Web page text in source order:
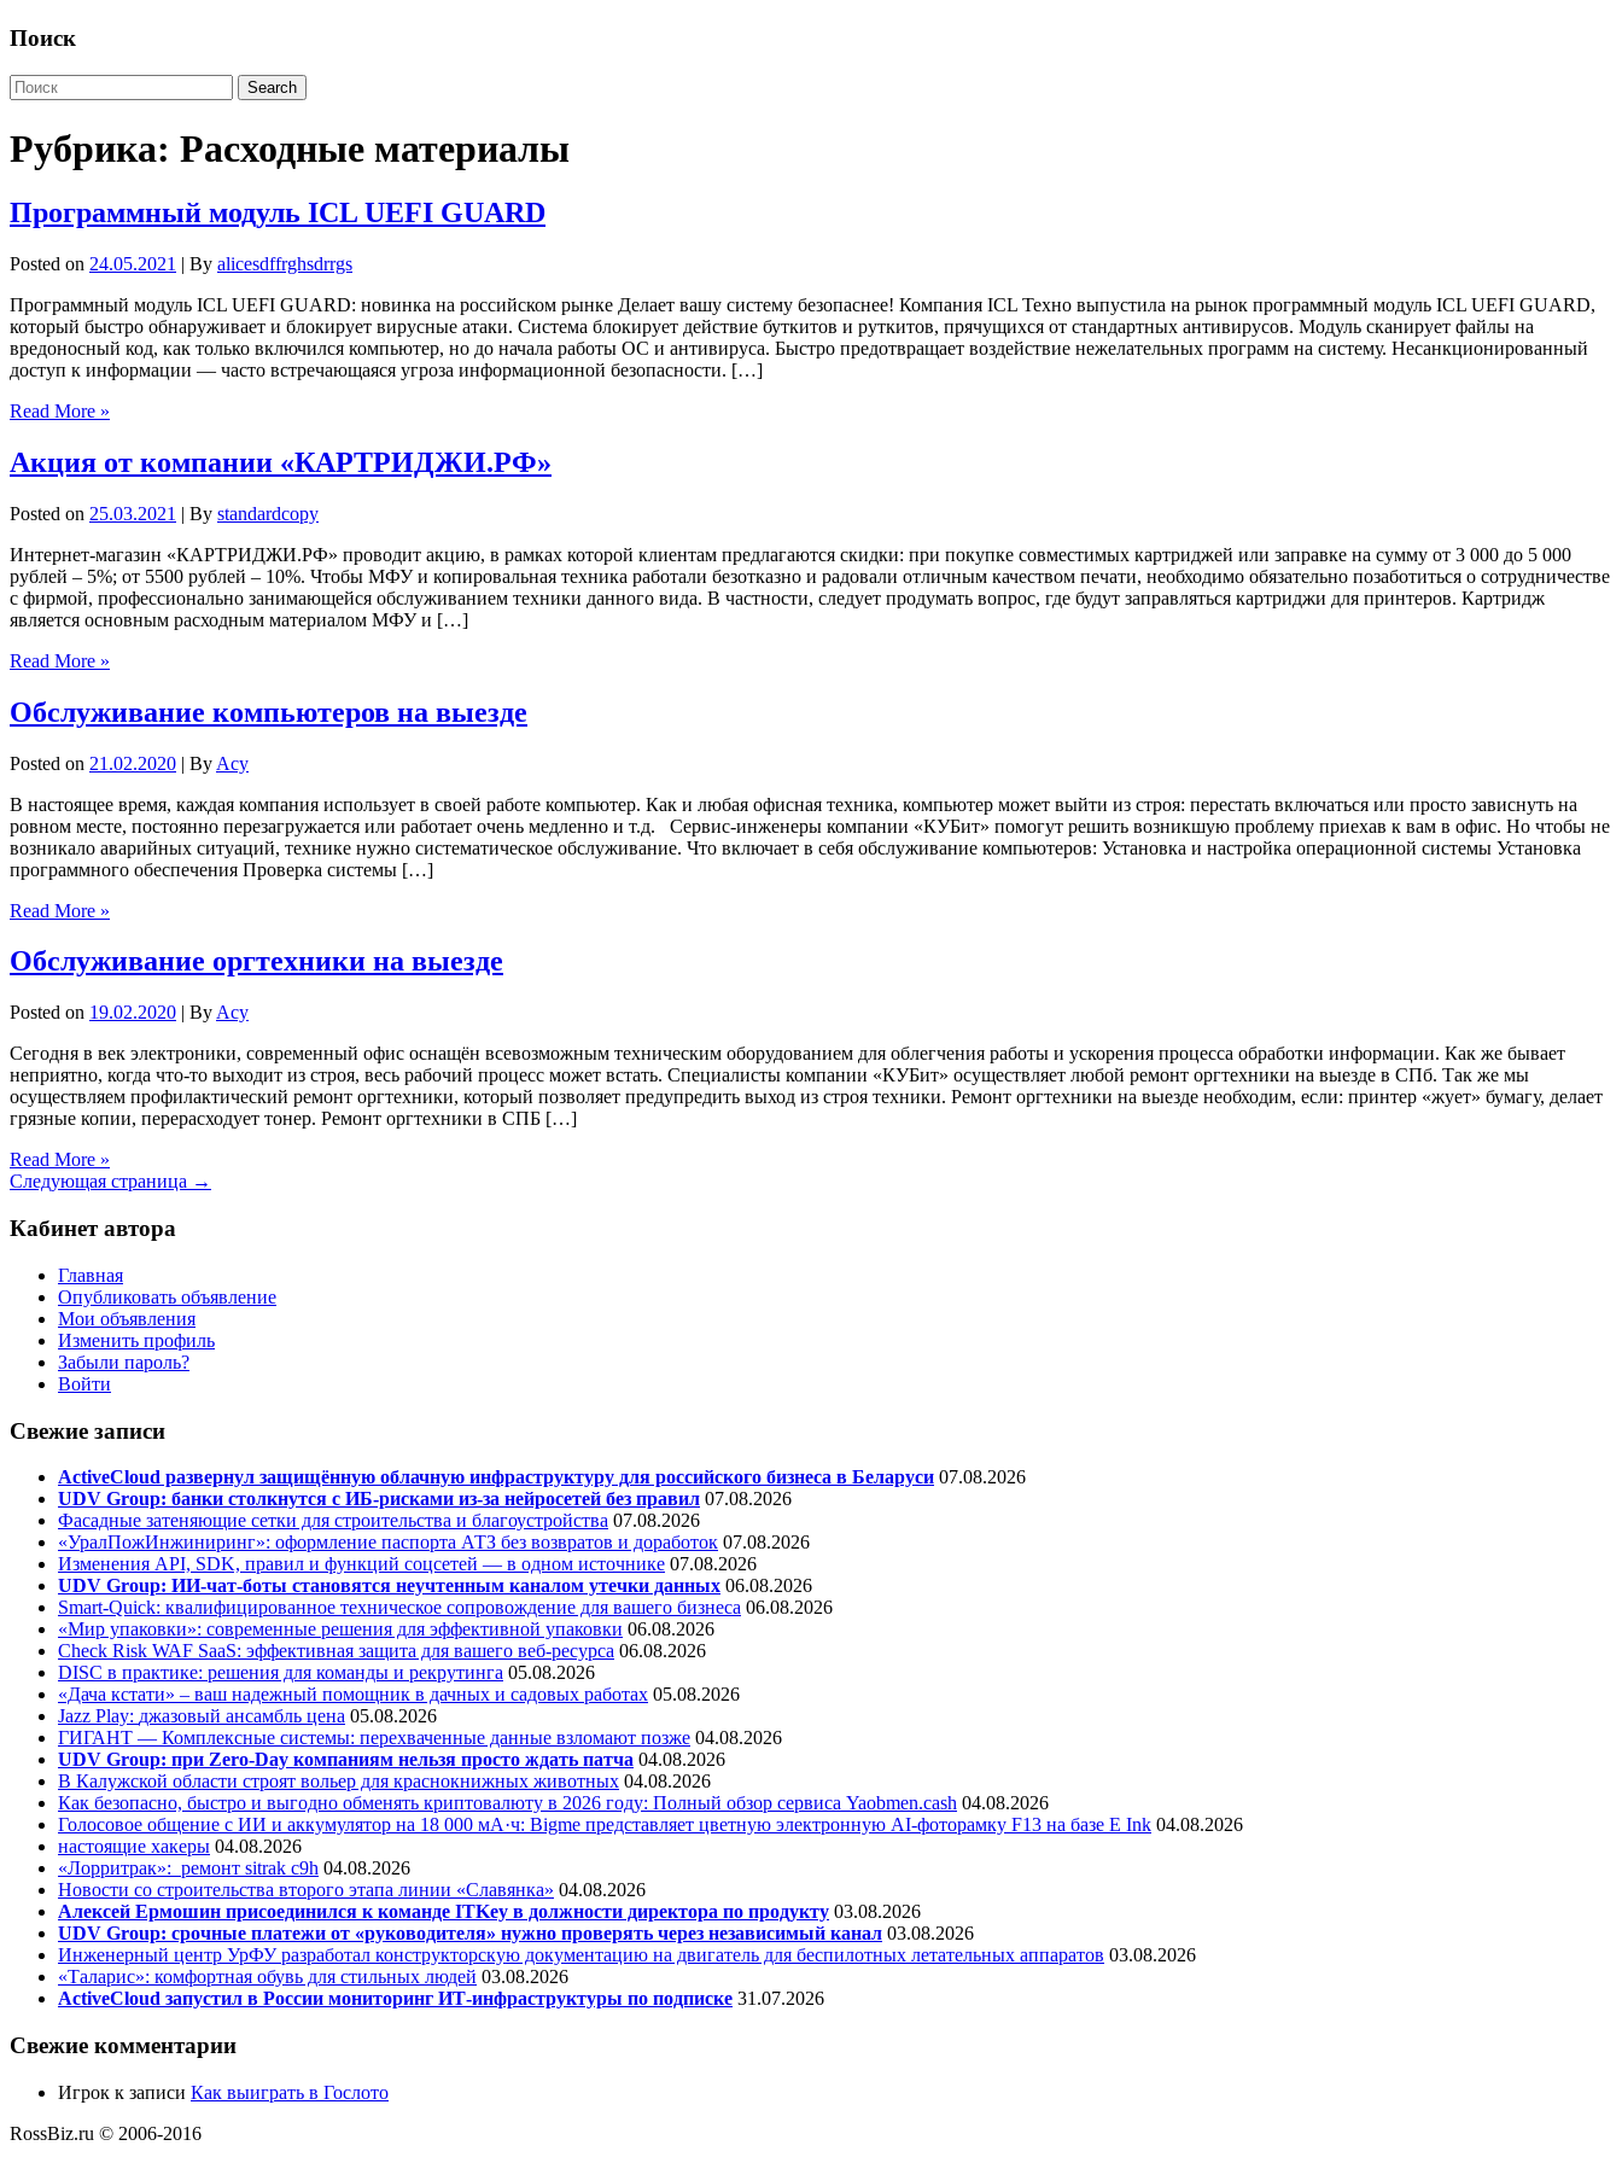
Поиск
Рубрика: Расходные материалы
Программный модуль ICL UEFI GUARD
Posted on 24.05.2021 | By alicesdffrghsdrrgs
Программный модуль ICL UEFI GUARD: новинка на российском рынке Делает вашу систему безопаснее! Компания ICL Техно выпустила на рынок программный модуль ICL UEFI GUARD,
который быстро обнаруживает и блокирует вирусные атаки. Система блокирует действие буткитов и руткитов, прячущихся от стандартных антивирусов. Модуль сканирует файлы на
вредоносный код, как только включился компьютер, но до начала работы ОС и антивируса. Быстро предотвращает воздействие нежелательных программ на систему. Несанкционированный
доступ к информации — часто встречающаяся угроза информационной безопасности. […]
Read More »
Акция от компании «КАРТРИДЖИ.РФ»
Posted on 25.03.2021 | By standardcopy
Интернет-магазин «КАРТРИДЖИ.РФ» проводит акцию, в рамках которой клиентам предлагаются скидки: при покупке совместимых картриджей или заправке на сумму от 3 000 до 5 000
рублей – 5%; от 5500 рублей – 10%. Чтобы МФУ и копировальная техника работали безотказно и радовали отличным качеством печати, необходимо обязательно позаботиться о сотрудничестве
с фирмой, профессионально занимающейся обслуживанием техники данного вида. В частности, следует продумать вопрос, где будут заправляться картриджи для принтеров. Картридж
является основным расходным материалом МФУ и […]
Read More »
Обслуживание компьютеров на выезде
Posted on 21.02.2020 | By Acy
В настоящее время, каждая компания использует в своей работе компьютер. Как и любая офисная техника, компьютер может выйти из строя: перестать включаться или просто зависнуть на
ровном месте, постоянно перезагружается или работает очень медленно и т.д. Сервис-инженеры компании «КУБит» помогут решить возникшую проблему приехав к вам в офис. Но чтобы не
возникало аварийных ситуаций, технике нужно систематическое обслуживание. Что включает в себя обслуживание компьютеров: Установка и настройка операционной системы Установка
программного обеспечения Проверка системы […]
Read More »
Обслуживание оргтехники на выезде
Posted on 19.02.2020 | By Acy
Сегодня в век электроники, современный офис оснащён всевозможным техническим оборудованием для облегчения работы и ускорения процесса обработки информации. Как же бывает
неприятно, когда что-то выходит из строя, весь рабочий процесс может встать. Специалисты компании «КУБит» осуществляет любой ремонт оргтехники на выезде в СПб. Так же мы
осуществляем профилактический ремонт оргтехники, который позволяет предупредить выход из строя техники. Ремонт оргтехники на выезде необходим, если: принтер «жует» бумагу, делает
грязные копии, перерасходует тонер. Ремонт оргтехники в СПБ […]
Read More »
Следующая страница →
Кабинет автора
Главная
Опубликовать объявление
Мои объявления
Изменить профиль
Забыли пароль?
Войти
Свежие записи
ActiveCloud развернул защищённую облачную инфраструктуру для российского бизнеса в Беларуси 07.08.2026
UDV Group: банки столкнутся с ИБ-рисками из-за нейросетей без правил 07.08.2026
Фасадные затеняющие сетки для строительства и благоустройства 07.08.2026
«УралПожИнжиниринг»: оформление паспорта АТЗ без возвратов и доработок 07.08.2026
Изменения API, SDK, правил и функций соцсетей — в одном источнике 07.08.2026
UDV Group: ИИ-чат-боты становятся неучтенным каналом утечки данных 06.08.2026
Smart-Quick: квалифицированное техническое сопровождение для вашего бизнеса 06.08.2026
«Мир упаковки»: современные решения для эффективной упаковки 06.08.2026
Check Risk WAF SaaS: эффективная защита для вашего веб-ресурса 06.08.2026
DISC в практике: решения для команды и рекрутинга 05.08.2026
«Дача кстати» – ваш надежный помощник в дачных и садовых работах 05.08.2026
Jazz Play: джазовый ансамбль цена 05.08.2026
ГИГАНТ — Комплексные системы: перехваченные данные взломают позже 04.08.2026
UDV Group: при Zero-Day компаниям нельзя просто ждать патча 04.08.2026
В Калужской области строят вольер для краснокнижных животных 04.08.2026
Как безопасно, быстро и выгодно обменять криптовалюту в 2026 году: Полный обзор сервиса Yaobmen.cash 04.08.2026
Голосовое общение с ИИ и аккумулятор на 18 000 мА·ч: Bigme представляет цветную электронную AI-фоторамку F13 на базе E Ink 04.08.2026
настоящие хакеры 04.08.2026
«Лорритрак»: ремонт sitrak c9h 04.08.2026
Новости со строительства второго этапа линии «Славянка» 04.08.2026
Алексей Ермошин присоединился к команде ITKey в должности директора по продукту 03.08.2026
UDV Group: срочные платежи от «руководителя» нужно проверять через независимый канал 03.08.2026
Инженерный центр УрФУ разработал конструкторскую документацию на двигатель для беспилотных летательных аппаратов 03.08.2026
«Таларис»: комфортная обувь для стильных людей 03.08.2026
ActiveCloud запустил в России мониторинг ИТ-инфраструктуры по подписке 31.07.2026
Свежие комментарии
Игрок к записи Как выиграть в Гослото
RossBiz.ru © 2006-2016